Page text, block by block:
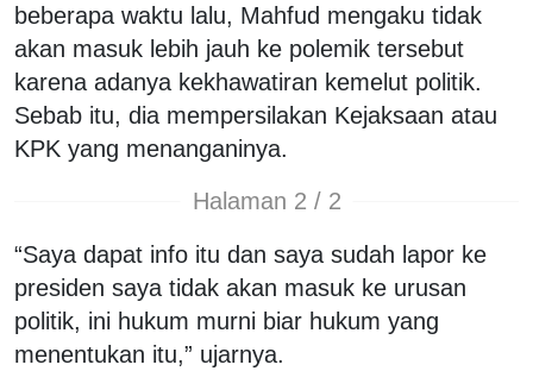
beberapa waktu lalu, Mahfud mengaku tidak
akan masuk lebih jauh ke polemik tersebut
karena adanya kekhawatiran kemelut politik.
Sebab itu, dia mempersilakan Kejaksaan atau
KPK yang menanganinya.
Halaman 2 / 2
“Saya dapat info itu dan saya sudah lapor ke
presiden saya tidak akan masuk ke urusan
politik, ini hukum murni biar hukum yang
menentukan itu,” ujarnya.